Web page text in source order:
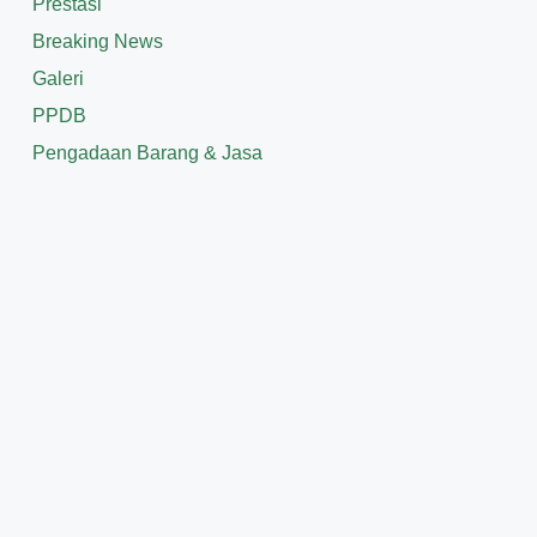
Prestasi
Breaking News
Galeri
PPDB
Pengadaan Barang & Jasa